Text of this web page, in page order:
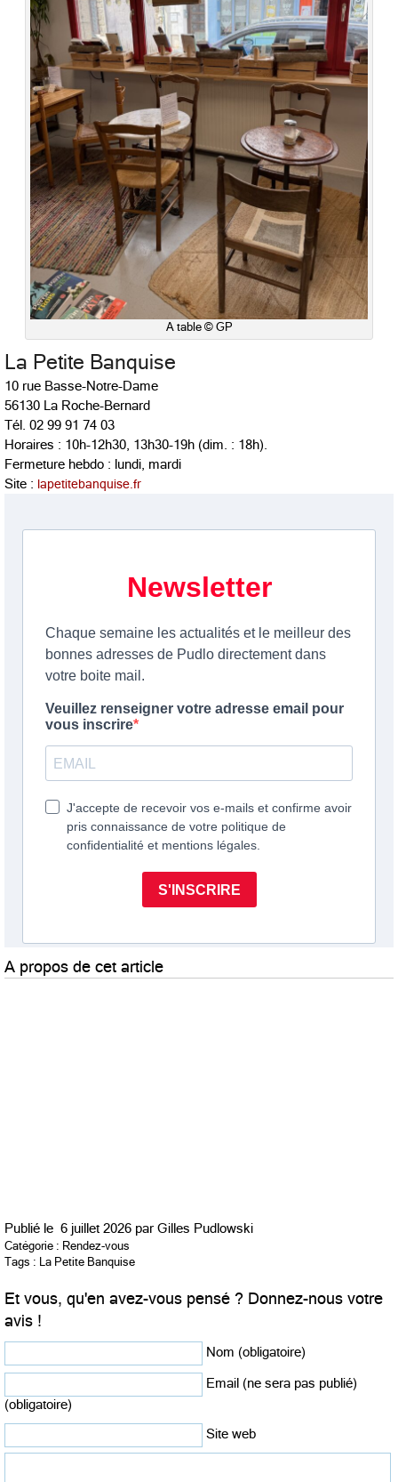
A table © GP
La Petite Banquise
10 rue Basse-Notre-Dame
56130 La Roche-Bernard
Tél. 02 99 91 74 03
Horaires : 10h-12h30, 13h30-19h (dim. : 18h).
Fermeture hebdo : lundi, mardi
Site : lapetitebanquise.fr
A propos de cet article
Publié le 6 juillet 2026 par Gilles Pudlowski
Catégorie : Rendez-vous
Tags : La Petite Banquise
Et vous, qu'en avez-vous pensé ? Donnez-nous votre
avis !
Nom (obligatoire)
Email (ne sera pas publié)
(obligatoire)
Site web